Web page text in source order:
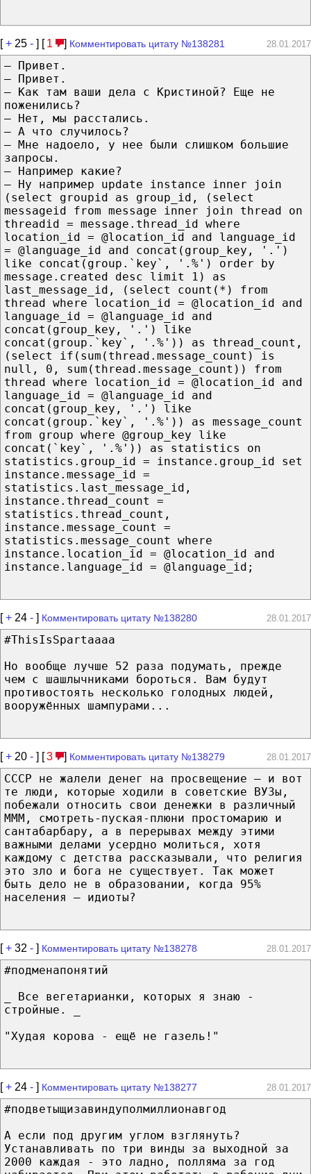
[+ 25 - ] [ 1 ] Комментировать цитату №138281 28.01.2017
— Привет.
— Привет.
— Как там ваши дела с Кристиной? Еще не
поженились?
— Нет, мы расстались.
— А что случилось?
— Мне надоело, у нее были слишком большие
запросы.
— Например какие?
— Ну например update instance inner join
(select groupid as group_id, (select
messageid from message inner join thread on
threadid = message.thread_id where
location_id = @location_id and language_id
= @language_id and concat(group_key, '.')
like concat(group.`key`, '.%') order by
message.created desc limit 1) as
last_message_id, (select count(*) from
thread where location_id = @location_id and
language_id = @language_id and
concat(group_key, '.') like
concat(group.`key`, '.%')) as thread_count,
(select if(sum(thread.message_count) is
null, 0, sum(thread.message_count)) from
thread where location_id = @location_id and
language_id = @language_id and
concat(group_key, '.') like
concat(group.`key`, '.%')) as message_count
from group where @group_key like
concat(`key`, '.%')) as statistics on
statistics.group_id = instance.group_id set
instance.message_id =
statistics.last_message_id,
instance.thread_count =
statistics.thread_count,
instance.message_count =
statistics.message_count where
instance.location_id = @location_id and
instance.language_id = @language_id;
[+ 24 - ] Комментировать цитату №138280 28.01.2017
#ThisIsSpartaaaa
Но вообще лучше 52 раза подумать, прежде
чем с шашлычниками бороться. Вам будут
противостоять несколько голодных людей,
вооружённых шампурами...
[+ 20 - ] [3 ] Комментировать цитату №138279 28.01.2017
СССР не жалели денег на просвещение — и вот
те люди, которые ходили в советские ВУЗы,
побежали относить свои денежки в различный
МММ, смотреть-пуская-плюни простомарию и
сантабарбару, а в перерывах между этими
важными делами усердно молиться, хотя
каждому с детства рассказывали, что религия
это зло и бога не существует. Так может
быть дело не в образовании, когда 95%
населения — идиоты?
[+ 32 - ] Комментировать цитату №138278 28.01.2017
#подменапонятий
_ Все вегетарианки, которых я знаю -
стройные. _
"Худая корова - ещё не газель!"
[+ 24 - ] Комментировать цитату №138277 28.01.2017
#подветыщизавиндуполмиллионавгод
А если под другим углом взглянуть?
Устанавливать по три винды за выходной за
2000 каждая - это ладно, полляма за год